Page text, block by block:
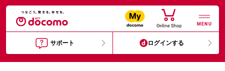
MENU
サポート ログインする